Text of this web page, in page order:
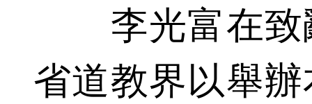
李光富在致
省道教界以舉